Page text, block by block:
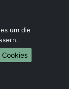
um die